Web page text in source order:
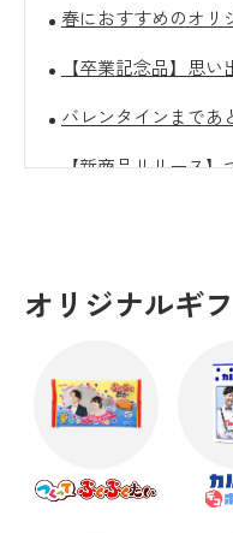
春におすすめのオ
【卒業記念品】思
バレンタインまで
【新商品リリース】
【10/31(金)まで】
【感謝を込めて】敬
卒団・引退の記念
暑い日はおうちでギ
オリジナルギ